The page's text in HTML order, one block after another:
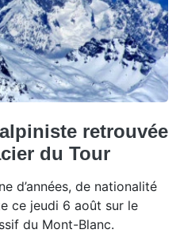
retrouvée
du Tour
d’années, de nationalité
ce jeudi 6 août sur le
du Mont-Blanc.